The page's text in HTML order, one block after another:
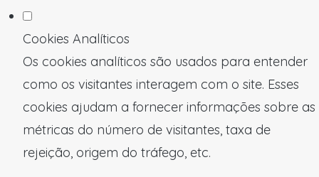
Cookies Analíticos
Os cookies analíticos são usados para entender
como os visitantes interagem com o site. Esses
cookies ajudam a fornecer informações sobre as
métricas do número de visitantes, taxa de
rejeição, origem do tráfego, etc.